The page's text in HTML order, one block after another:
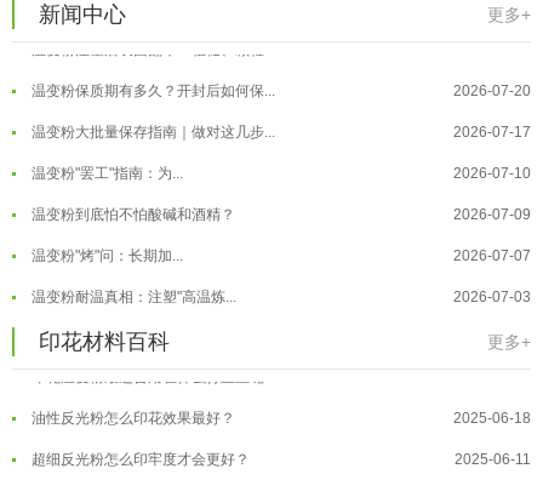
新闻中心 更多+
温变粉注塑后表面翻车？粗糙、颗粒... 2026-07-28
温变粉保质期有多久？开封后如何保...
温变粉大批量保存指南｜做对这几步...
温变粉"罢工"指南：为...
温变粉到底怕不怕酸碱和酒精？
温变粉"烤"问：长期加...
温变粉耐温真相：注塑"高温炼...
夜间安全卫士：丝印反光粉搭配全攻...
温变粉可以做防伪标签、温变防伪吗... 2026-08-05
温变粉适合做热变还是冷变？ 2026-08-04
温变粉注塑后表面翻车？粗糙、颗粒... 2026-07-28
印花材料百科 更多+
印花温变粉最适合用在什么行业上呢... 2025-06-20
油性反光粉怎么印花效果最好？
超细反光粉怎么印牢度才会更好？